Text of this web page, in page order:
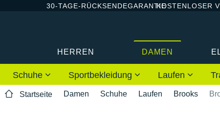
30-TAGE-RÜCKSENDEGARANTIEKOSTENLOSER
HERREN DAMEN
Schuhe Sportbekleidung Laufen
Startseite Damen Schuhe Laufen Brooks